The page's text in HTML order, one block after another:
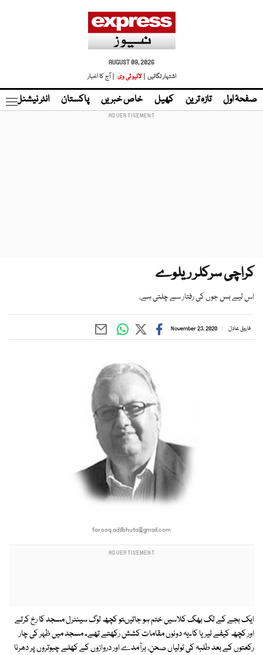
AUGUST 09, 2026
اشتہار لگائیں |
لائیو ٹی وی | آج کا اخبار
صفحۂ اول تازہ ترین کھیل خاص خبریں پاکستان انٹر نیشنل
کراچی سرکلر ریلوے
اس لیے بس جوں کی رفتار سے چلتی ہے،
فاروق عادل November 23, 2020
farooq.adilbhuta@gmail.com
ایک بجے کے لگ بھگ کلاسیں ختم ہو جاتیںتو کچھ لوگ سینٹرل مسجد کا رخ کرتے
اور کچھ کیفے ٹیریا کا۔یہ دونوں مقامات کشش رکھتے تھے۔ مسجد میں ظہر کی چار
رکعتوں کے بعد طلبہ کی ٹولیاں صحن، برآمدے اور دروازوں کے کھلے چبوتروں پر دھرنا